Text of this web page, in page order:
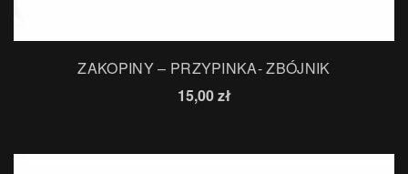
ZAKOPINY – PRZYPINKA- ZBÓJNIK
15,00zł